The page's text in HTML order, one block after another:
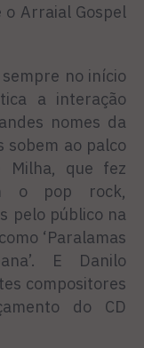
o Arraial Gospel
sempre no início
a interação
nomes da
sobem ao palco
Milha, que fez
o pop rock,
pelo público na
‘Paralamas
E Danilo
compositores
do CD